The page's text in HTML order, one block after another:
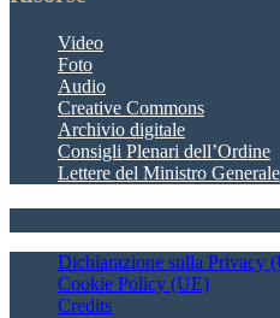
Video
Foto
Audio
Creative Commons
Archivio digitale
Consigli Plenari dell’Ordine
Lettere del Ministro Generale
Dichiarazione sulla Privacy
Cookie Policy (UE)
Credits